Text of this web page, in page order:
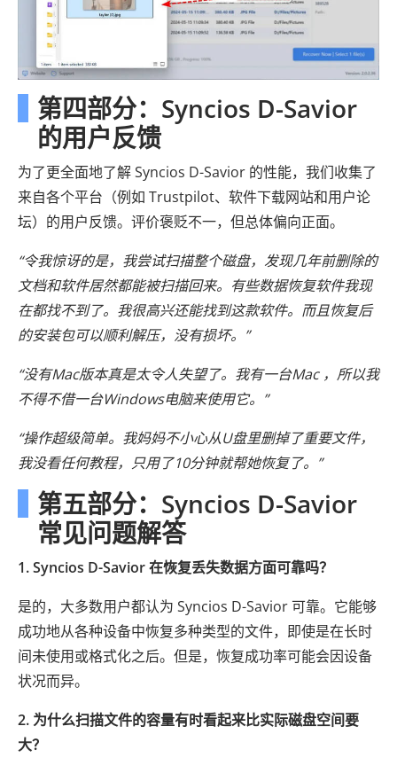
第四部分：Syncios D-Savior
的用户反馈
为了更全面地了解 Syncios D-Savior 的性能，我们收集了
来自各个平台（例如 Trustpilot、软件下载网站和用户论
坛）的用户反馈。评价褒贬不一，但总体偏向正面。
“令我惊讶的是，我尝试扫描整个磁盘，发现几年前删除的
文档和软件居然都能被扫描回来。有些数据恢复软件我现
在都找不到了。我很高兴还能找到这款软件。而且恢复后
的安装包可以顺利解压，没有损坏。”
“没有Mac版本真是太令人失望了。我有一台Mac ，所以我
不得不借一台Windows电脑来使用它。”
“操作超级简单。我妈妈不小心从U盘里删掉了重要文件，
我没看任何教程，只用了10分钟就帮她恢复了。”
第五部分：Syncios D-Savior
常见问题解答
1. Syncios D-Savior 在恢复丢失数据方面可靠吗？
是的，大多数用户都认为 Syncios D-Savior 可靠。它能够
成功地从各种设备中恢复多种类型的文件，即使是在长时
间未使用或格式化之后。但是，恢复成功率可能会因设备
状况而异。
2. 为什么扫描文件的容量有时看起来比实际磁盘空间要
大？